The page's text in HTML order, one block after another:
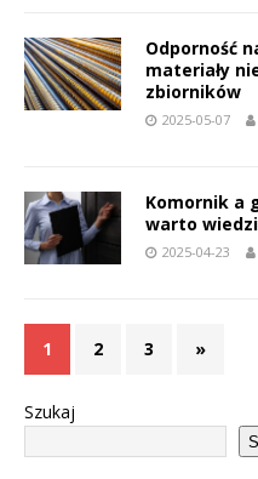
Odporność
materiały
zbiorników
2025-05-07
Komornik a
warto
2025-04-23
1 2 3 »
Szukaj